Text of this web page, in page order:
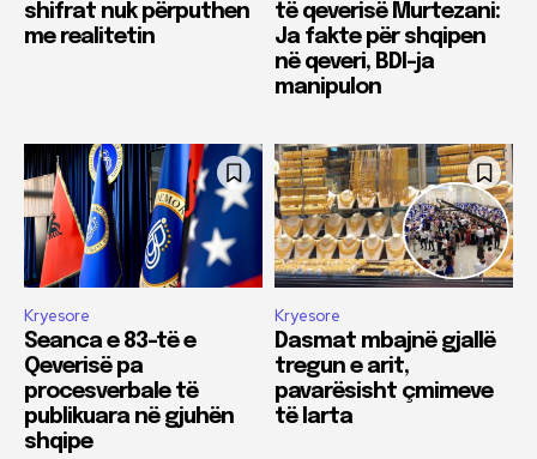
shifrat nuk përputhen
me realitetin
të qeverisë Murtezani:
Ja fakte për shqipen
në qeveri, BDI-ja
manipulon
Kryesore
Seanca e 83-të e
Qeverisë pa
procesverbale të
publikuara në gjuhën
shqipe
Kryesore
Dasmat mbajnë gjallë
tregun e arit,
pavarësisht çmimeve
të larta